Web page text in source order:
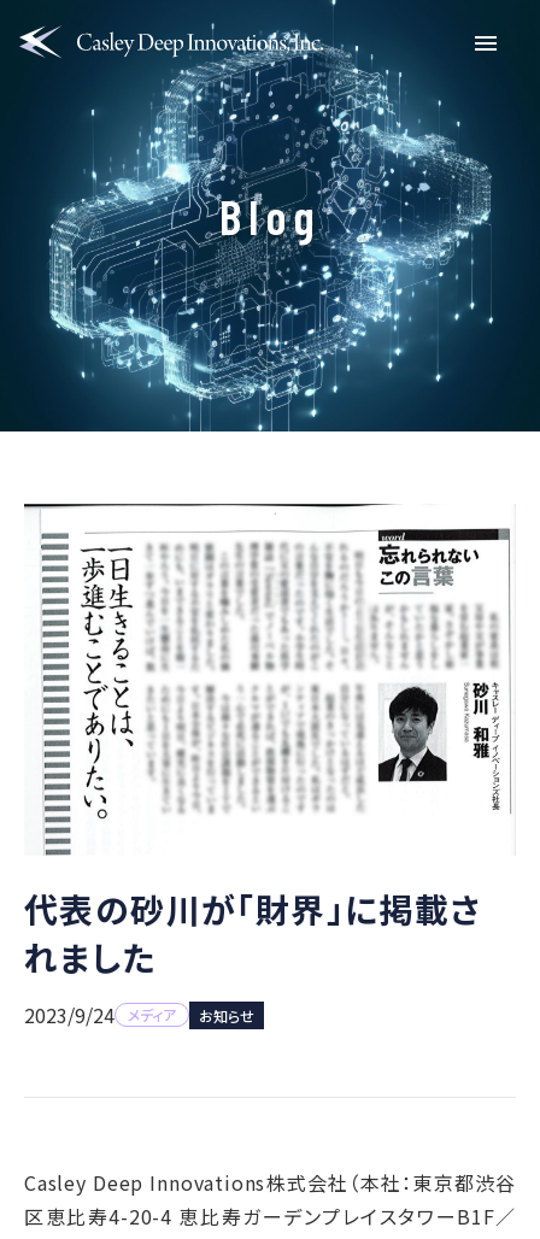
Menu
Blog
代表の砂川が「財界」に掲載さ
れました
2023/9/24 メディア お知らせ
Casley Deep Innovations株式会社（本社：東京都渋谷
区恵比寿4-20-4 恵比寿ガーデンプレイスタワーB1F／